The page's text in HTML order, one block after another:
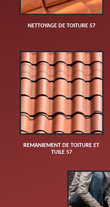
NETTOYAGE DE TOITURE 57
REMANIEMENT DE TOITURE ET
TUILE 57